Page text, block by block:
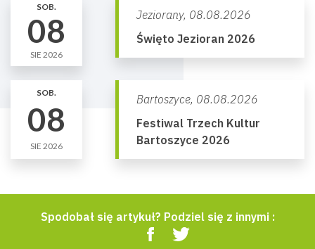
SOB.
08
SIE 2026
Jeziorany, 08.08.2026
Święto Jezioran 2026
SOB.
08
SIE 2026
Bartoszyce, 08.08.2026
Festiwal Trzech Kultur
Bartoszyce 2026
Spodobał się artykuł? Podziel się z innymi :